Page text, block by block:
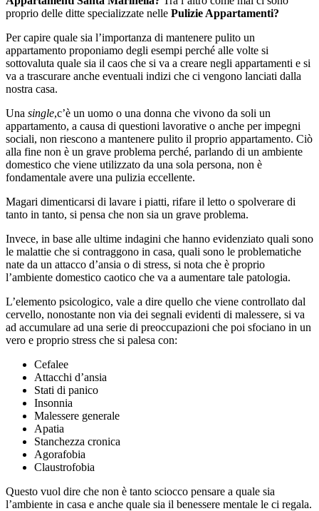
proprio delle ditte specializzate nelle Pulizie Appartamenti?
Per capire quale sia l’importanza di mantenere pulito un
appartamento proponiamo degli esempi perché alle volte si
sottovaluta quale sia il caos che si va a creare negli appartamenti e si
va a trascurare anche eventuali indizi che ci vengono lanciati dalla
nostra casa.
Una single,c’è un uomo o una donna che vivono da soli un
appartamento, a causa di questioni lavorative o anche per impegni
sociali, non riescono a mantenere pulito il proprio appartamento. Ciò
alla fine non è un grave problema perché, parlando di un ambiente
domestico che viene utilizzato da una sola persona, non è
fondamentale avere una pulizia eccellente.
Magari dimenticarsi di lavare i piatti, rifare il letto o spolverare di
tanto in tanto, si pensa che non sia un grave problema.
Invece, in base alle ultime indagini che hanno evidenziato quali sono
le malattie che si contraggono in casa, quali sono le problematiche
nate da un attacco d’ansia o di stress, si nota che è proprio
l’ambiente domestico caotico che va a aumentare tale patologia.
L’elemento psicologico, vale a dire quello che viene controllato dal
cervello, nonostante non via dei segnali evidenti di malessere, si va
ad accumulare ad una serie di preoccupazioni che poi sfociano in un
vero e proprio stress che si palesa con:
Cefalee
Attacchi d’ansia
Stati di panico
Insonnia
Malessere generale
Apatia
Stanchezza cronica
Agorafobia
Claustrofobia
Questo vuol dire che non è tanto sciocco pensare a quale sia
l’ambiente in casa e anche quale sia il benessere mentale le ci regala.